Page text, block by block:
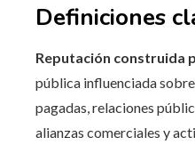
Definiciones
Reputación construida
pública influenciada
pagadas, relaciones
alianzas comerciales y